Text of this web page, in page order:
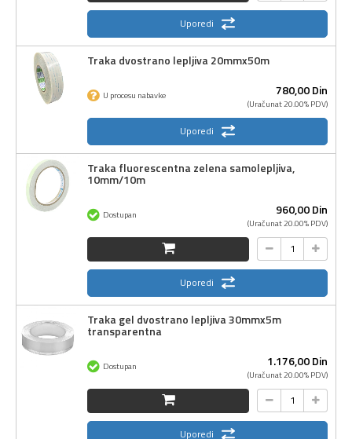
Uporedi
Traka dvostrano lepljiva 20mmx50m
780,00Din
(Uračunat 20.00% PDV)
U procesu nabavke
Uporedi
Traka fluorescentna zelena samolepljiva,
10mm/10m
960,00Din
(Uračunat 20.00% PDV)
Dostupan
Uporedi
Traka gel dvostrano lepljiva 30mmx5m
transparentna
1.176,00Din
(Uračunat 20.00% PDV)
Dostupan
Uporedi